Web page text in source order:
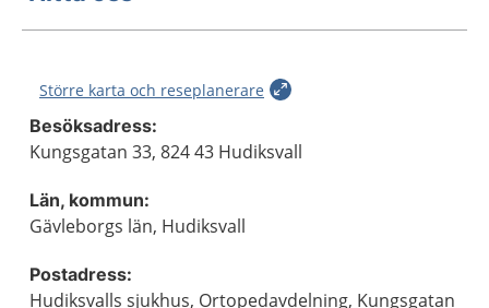
Större karta och reseplanerare
Besöksadress:
Kungsgatan 33, 824 43 Hudiksvall
Län, kommun:
Gävleborgs län, Hudiksvall
Postadress:
Hudiksvalls sjukhus, Ortopedavdelning, Kungsgatan